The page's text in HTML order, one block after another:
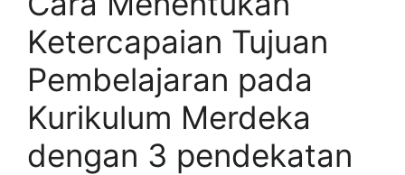
Ketercapaian Tujuan
Pembelajaran pada
Kurikulum Merdeka
dengan 3 pendekatan